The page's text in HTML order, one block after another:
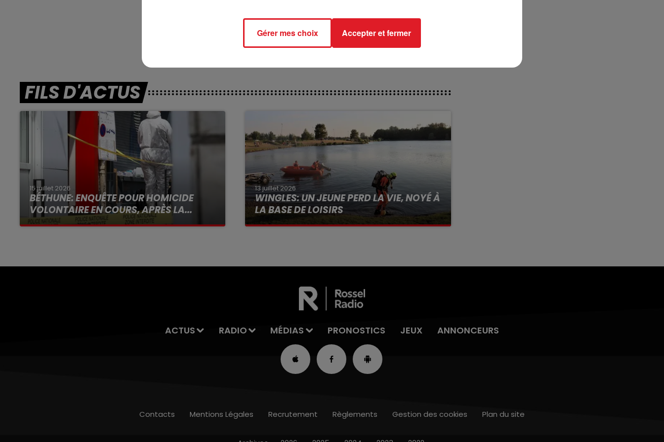
FILS D'ACTUS
15 juillet 2026
BÉTHUNE: ENQUÊTE POUR HOMICIDE
VOLONTAIRE EN COURS, APRÈS LA...
Selon les premiers éléments, le logement
13 juillet 2026
WINGLES: UN JEUNE PERD LA VIE, NOYÉ À
LA BASE DE LOISIRS
La victime a coulé à pic
ACTUS RADIO MÉDIAS PRONOSTICS JEUX ANNONCEURS
Contacts Mentions Légales Recrutement Règlements Gestion des cookies Plan du site
Gérer mes choix Accepter et fermer